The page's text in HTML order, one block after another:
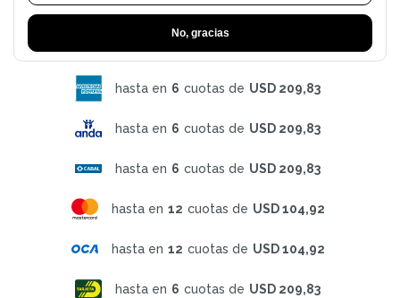
No, gracias
hasta en 6 cuotas de USD 209,83
hasta en 6 cuotas de USD 209,83
hasta en 6 cuotas de USD 209,83
hasta en 12 cuotas de USD 104,92
hasta en 12 cuotas de USD 104,92
hasta en 6 cuotas de USD 209,83